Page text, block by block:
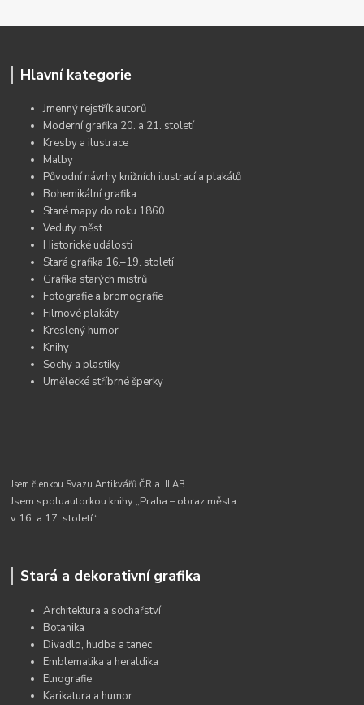
Hlavní kategorie
Jmenný rejstřík autorů
Moderní grafika 20. a 21. století
Kresby a ilustrace
Malby
Původní návrhy knižních ilustrací a plakátů
Bohemikální grafika
Staré mapy do roku 1860
Veduty měst
Historické události
Stará grafika 16.–19. století
Grafika starých mistrů
Fotografie a bromografie
Filmové plakáty
Kreslený humor
Knihy
Sochy a plastiky
Umělecké stříbrné šperky
Jsem členkou Svazu Antikvářů ČR a ILAB.
Jsem spoluautorkou knihy „Praha – obraz města
v 16. a 17. století.“
Stará a dekorativní grafika
Architektura a sochařství
Botanika
Divadlo, hudba a tanec
Emblematika a heraldika
Etnografie
Karikatura a humor